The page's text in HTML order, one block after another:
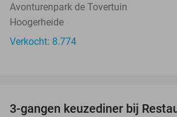
Avonturenpark de Tovertuin
Hoogerheide
Verkocht: 8.774
3-gangen keuzediner bij